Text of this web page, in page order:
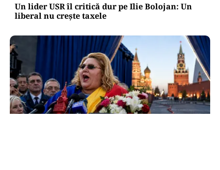
Un lider USR îl critică dur pe Ilie Bolojan: Un
liberal nu crește taxele